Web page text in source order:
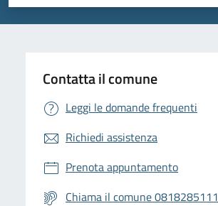
Valuta 5 stelle su 5
Valuta 4 stelle su 5
Valuta 3 stelle su 5
Valuta 2 stelle su 5
Valuta 1 stelle su 5
Contatta il comune
Leggi le domande frequenti
Richiedi assistenza
Prenota appuntamento
Chiama il comune 0818285111